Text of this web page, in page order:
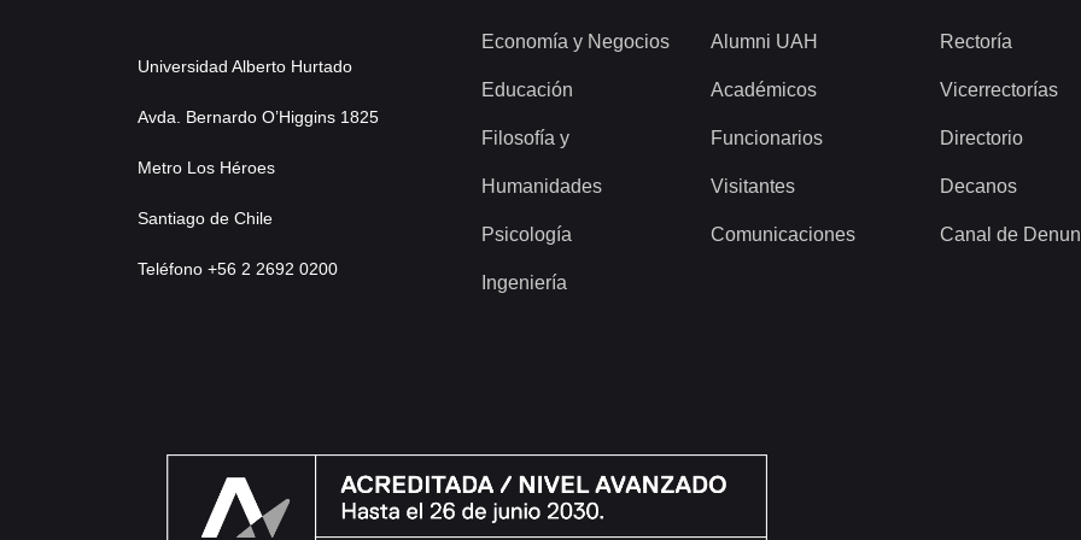
Universidad Alberto Hurtado
Avda. Bernardo O’Higgins 1825
Metro Los Héroes
Santiago de Chile
Teléfono +56 2 2692 0200
Economía y Negocios
Educación
Filosofía y
Humanidades
Psicología
Ingeniería
Alumni UAH
Académicos
Funcionarios
Visitantes
Comunicaciones
Rectoría
Vicerrectorías
Directorio
Decanos
Canal de